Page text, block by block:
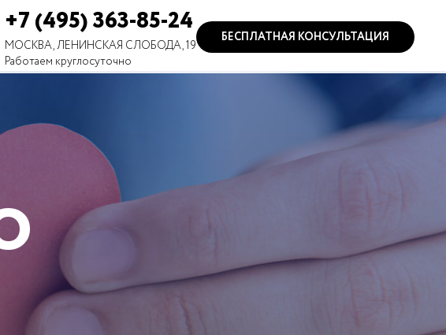
+7 (495) 363-85-24
МОСКВА, ЛЕНИНСКАЯ СЛОБОДА, 19
Работаем круглосуточно
БЕСПЛАТНАЯ КОНСУЛЬТАЦИЯ